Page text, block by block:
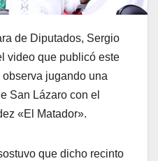
de Diputados, Sergio
video que publicó este
jugando una
San Lázaro con el
«El Matador».
que dicho recinto